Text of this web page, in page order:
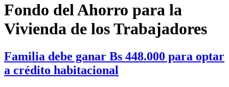
Fondo del Ahorro para la
Vivienda de los Trabajadores
Familia debe ganar Bs 448.000 para optar
a crédito habitacional